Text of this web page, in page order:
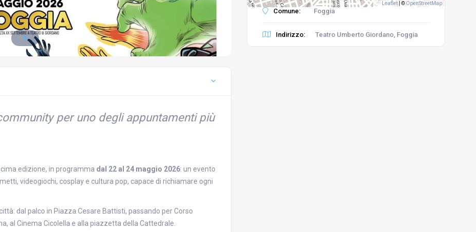
per uno degli appuntamenti più
edizione, in programma dal 22 al 24 maggio 2026: un evento
videogiochi, cosplay e cultura pop, capace di richiamare ogni
dal palco in Piazza Cesare Battisti, passando per Corso
al Cinema Cicolella e alla piazzetta della Cattedrale.
Leaflet|© OpenStreetMap
Comune: Foggia
Indirizzo: Teatro Umberto Giordano, Foggia